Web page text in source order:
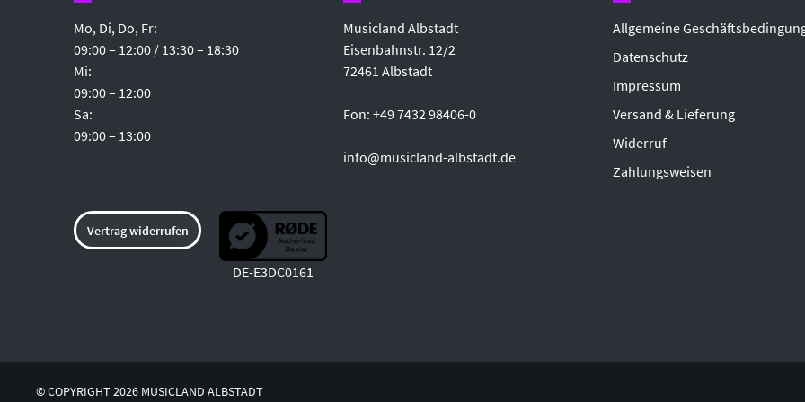
Mo, Di, Do, Fr:
09:00 – 12:00 / 13:30 – 18:30
Mi:
09:00 – 12:00
Sa:
09:00 – 13:00
Musicland Albstadt
Eisenbahnstr. 12/2
72461 Albstadt
Fon: +49 7432 98406-0
info@musicland-albstadt.de
Allgemeine
Datenschutz
Impressum
Versand & Lieferung
Widerruf
Zahlungsweisen
Vertrag widerrufen
DE-E3DC0161
© COPYRIGHT 2026 MUSICLAND ALBSTADT